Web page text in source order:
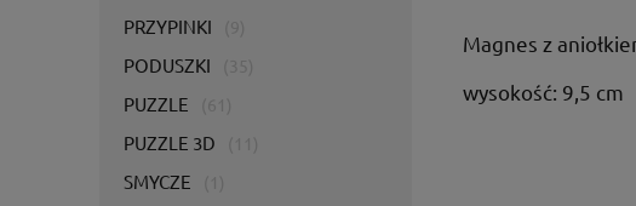
PRZYPINKI
PODUSZKI
PUZZLE
PUZZLE 3D
SMYCZE
Magnes z
wysokość: 9,5 cm